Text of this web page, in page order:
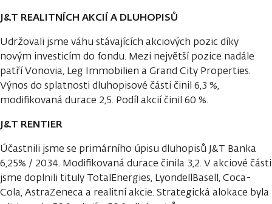
J&T REALITNÍCH AKCIÍ A DLUHOPISŮ
Udržovali jsme váhu stávajících akciových pozic díky
novým investicím do fondu. Mezi největší pozice nadále
patří Vonovia, Leg Immobilien a Grand City Properties.
Výnos do splatnosti dluhopisové části činil 6,3 %,
modifikovaná durace 2,5. Podíl akcií činil 60 %.
J&T RENTIER
Účastnili jsme se primárního úpisu dluhopisů J&T Banka
6,25% / 2034. Modifikovaná durace činila 3,2. V akciové části
jsme doplnili tituly TotalEnergies, LyondellBasell, Coca-
Cola, AstraZeneca a realitní akcie. Strategická alokace byla